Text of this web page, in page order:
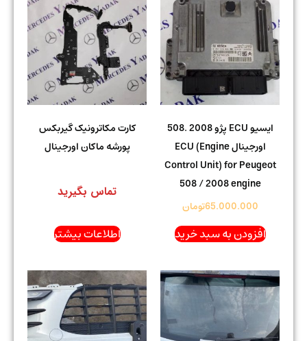
ایسیو ECU پژو 2008 .508
اورجینال ECU (Engine
Control Unit) for Peugeot
508 / 2008 engine
65.000.000تومان
افزودن به سبد خرید
کارت مکاترونیک گیربکس
پورشه ماکان اورجینال
تماس بگیرید
اطلاعات بیشتر